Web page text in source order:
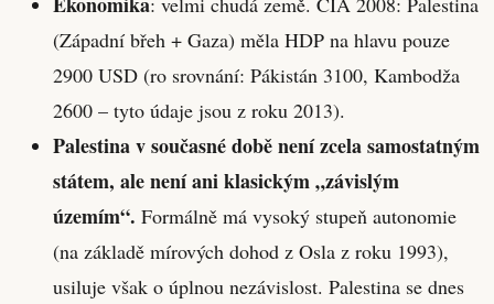
(Západní břeh + Gaza) měla HDP na hlavu pouze
2900 USD (ro srovnání: Pákistán 3100, Kambodža
2600 – tyto údaje jsou z roku 2013).
Palestina v současné době není zcela samostatným
státem, ale není ani klasickým „závislým
územím“. Formálně má vysoký stupeň autonomie
(na základě mírových dohod z Osla z roku 1993),
usiluje však o úplnou nezávislost. Palestina se dnes